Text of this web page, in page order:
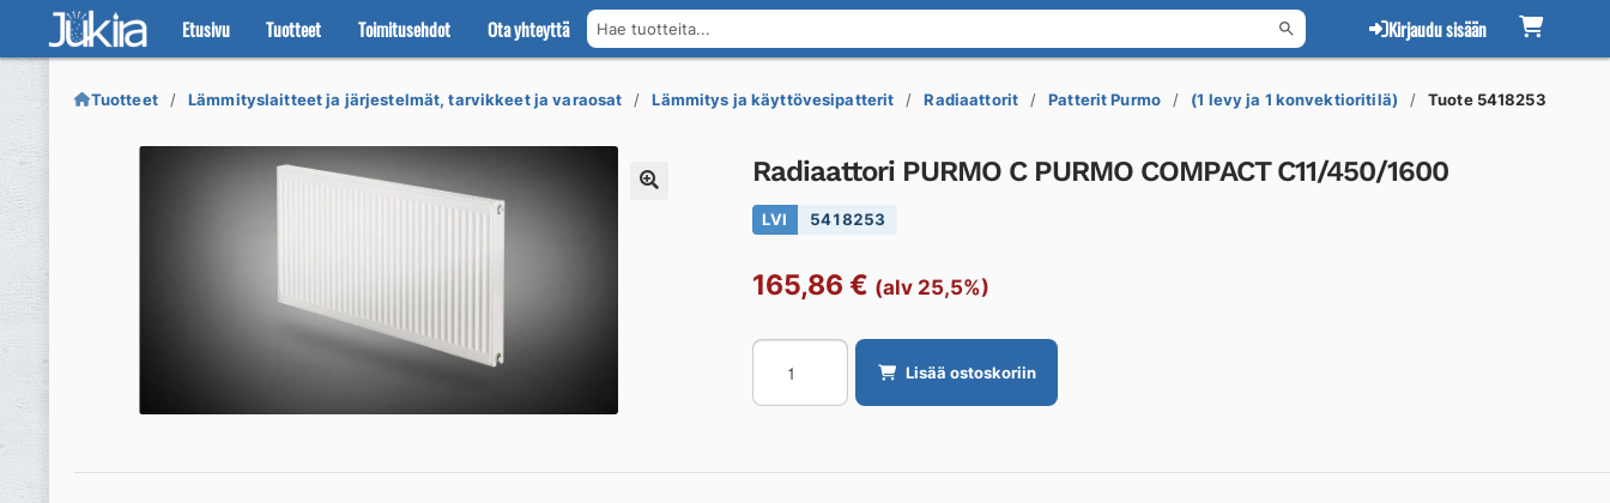
Etusivu Tuotteet Toimitusehdot Ota yhteyttä Hae tuotteita... Kirjaudu sisään
Siirry
navigointiin
Siirry
sisältöön
Tuotteet Lämmityslaitteet ja järjestelmät, tarvikkeet ja varaosat Lämmitys ja käyttövesipatterit Radiaattorit Patterit Purmo (1 levy ja 1 konvektioritilä) Tuote 5418253
Radiaattori PURMO C PURMO COMPACT C11/450/1600
LVI 5418253
165,86 € (alv 25,5%)
Radiaattori
PURMO
C
COMPACT
Lisää ostoskoriin